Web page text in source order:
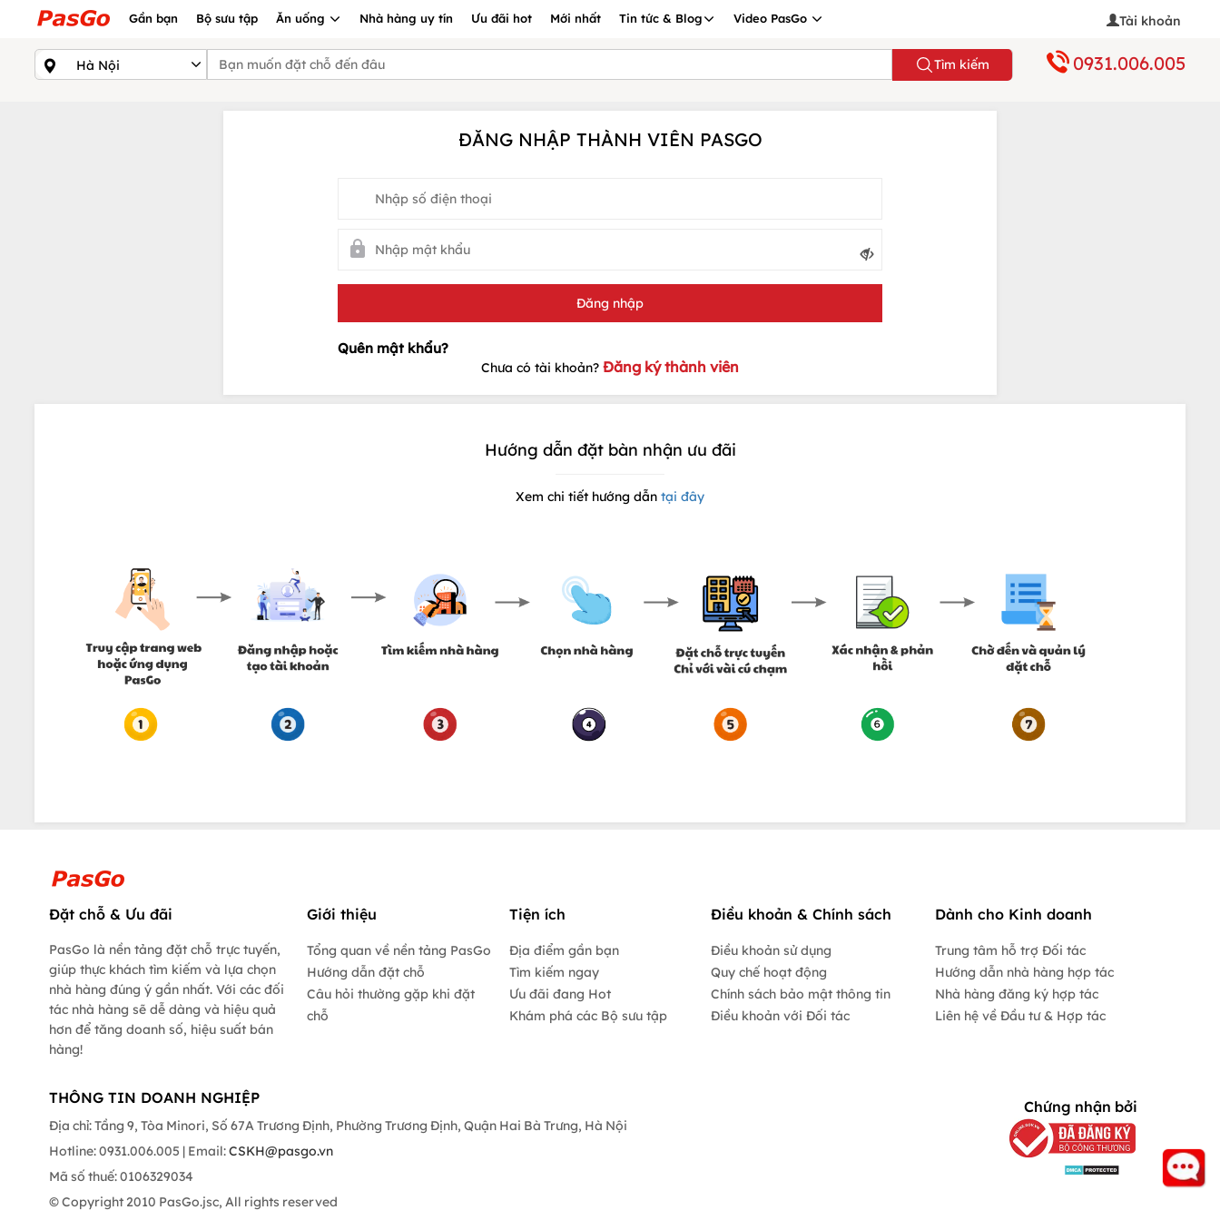
Gần bạn Bộ sưu tập Ăn uống Nhà hàng uy tín Ưu đãi hot Mới nhất Tin tức & Blog Video PasGo Tài khoản
Tìm kiếm 0931.006.005
ĐĂNG NHẬP THÀNH VIÊN PASGO
Chưa có tài khoản? Đăng ký thành viên
Hướng dẫn đặt bàn nhận ưu đãi
Xem chi tiết hướng dẫn tại đây
Đặt chỗ & Ưu đãi
PasGo là nền tảng đặt chỗ trực tuyến,
giúp thực khách tìm kiếm và lựa chọn
nhà hàng đúng ý gần nhất. Với các đối
tác nhà hàng sẽ dễ dàng và hiệu quả
hơn để tăng doanh số, hiệu suất bán
hàng!
Giới thiệu
Tổng quan về nền tảng PasGo
Hướng dẫn đặt chỗ
Câu hỏi thường gặp khi đặt
chỗ
Tiện ích
Địa điểm gần bạn
Tìm kiếm ngay
Ưu đãi đang Hot
Khám phá các Bộ sưu tập
Điều khoản & Chính sách
Điều khoản sử dụng
Quy chế hoạt động
Chính sách bảo mật thông tin
Điều khoản với Đối tác
Dành cho Kinh doanh
Trung tâm hỗ trợ Đối tác
Hướng dẫn nhà hàng hợp tác
Nhà hàng đăng ký hợp tác
Liên hệ về Đầu tư & Hợp tác
THÔNG TIN DOANH NGHIỆP
Địa chỉ: Tầng 9, Tòa Minori, Số 67A Trương Định, Phường Trương Định, Quận Hai Bà Trưng, Hà Nội
Hotline: 0931.006.005 | Email:CSKH@pasgo.vn
Mã số thuế: 0106329034
© Copyright 2010 PasGo.jsc, All rights reserved
Chứng nhận bởi